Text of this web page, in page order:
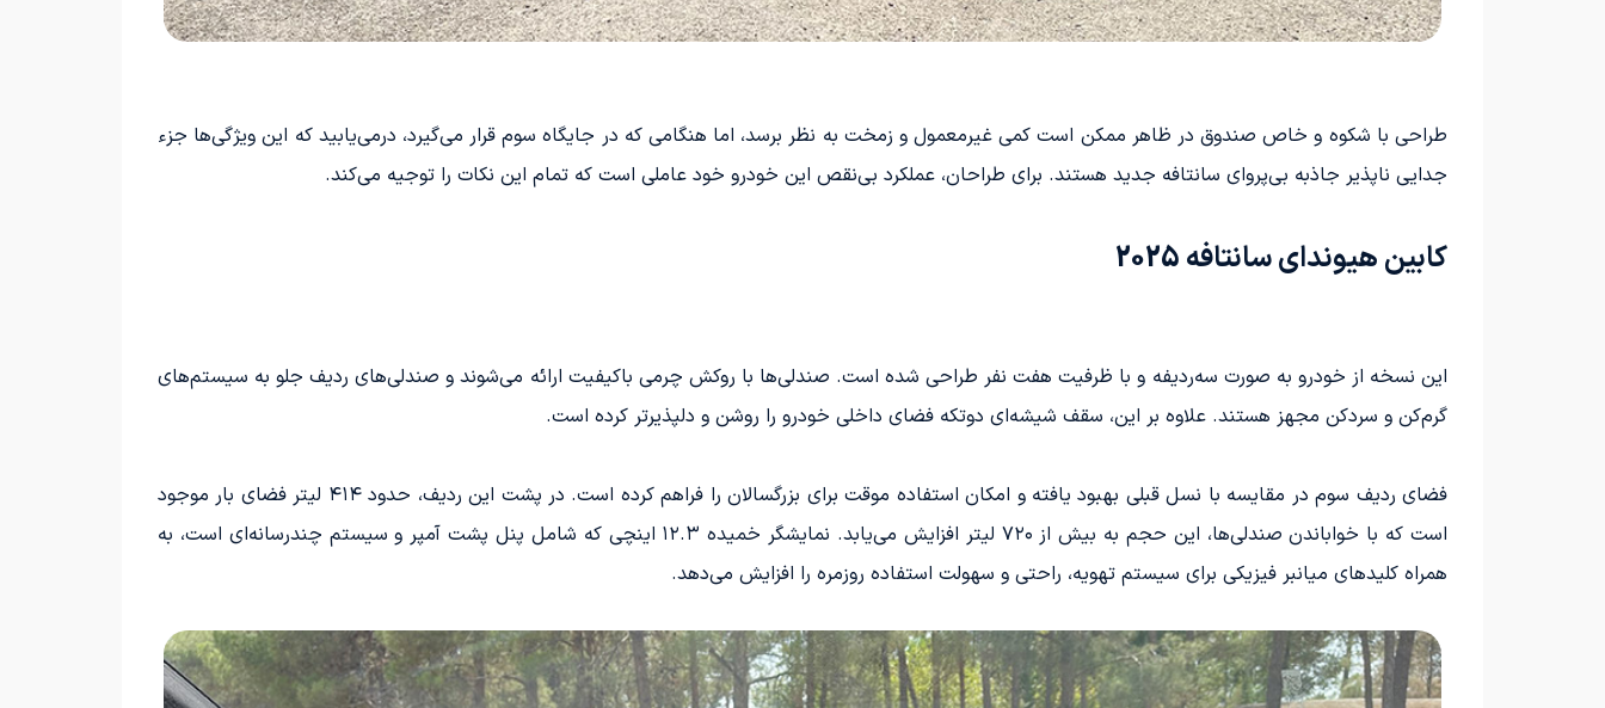
طراحی با شکوه و خاص صندوق در ظاهر ممکن است کمی غیرمعمول و زمخت به نظر برسد، اما هنگامی که در جایگاه سوم قرار می‌گیرد، درمی‌یابید که این ویژگی‌ها جزء
جدایی ناپذیر جاذبه بی‌پروای سانتافه جدید هستند. برای طراحان، عملکرد بی‌نقص این خودرو خود عاملی است که تمام این نکات را توجیه می‌کند.
کابین هیوندای سانتافه 2025
این نسخه از خودرو به صورت سه‌ردیفه و با ظرفیت هفت نفر طراحی شده است. صندلی‌ها با روکش چرمی باکیفیت ارائه می‌شوند و صندلی‌های ردیف جلو به سیستم‌های
گرم‌کن و سردکن مجهز هستند. علاوه بر این، سقف شیشه‌ای دو‌تکه فضای داخلی خودرو را روشن و دلپذیرتر کرده است.
فضای ردیف سوم در مقایسه با نسل قبلی بهبود یافته و امکان استفاده موقت برای بزرگسالان را فراهم کرده است. در پشت این ردیف، حدود ۴۱۴ لیتر فضای بار موجود
است که با خواباندن صندلی‌ها، این حجم به بیش از ۷۲۰ لیتر افزایش می‌یابد. نمایشگر خمیده ۱۲.۳ اینچی که شامل پنل پشت آمپر و سیستم چندرسانه‌ای است، به
همراه کلیدهای میانبر فیزیکی برای سیستم تهویه، راحتی و سهولت استفاده روزمره را افزایش می‌دهد.